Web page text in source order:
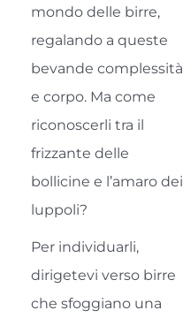
mondo delle birre,
regalando a queste
bevande complessità
e corpo. Ma come
riconoscerli tra il
frizzante delle
bollicine e l’amaro dei
luppoli?
Per individuarli,
dirigetevi verso birre
che sfoggiano una